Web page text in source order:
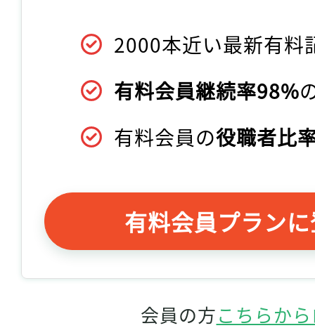
2000本近い最新有料
有料会員継続率98%
有料会員の役職者比
有料会員プラン
会員の方こちらか